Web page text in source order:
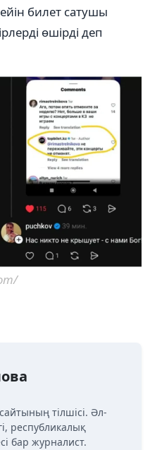
билет сатушы
өшірді деп
тілшісі. Әл-
республикалық
бар журналист.